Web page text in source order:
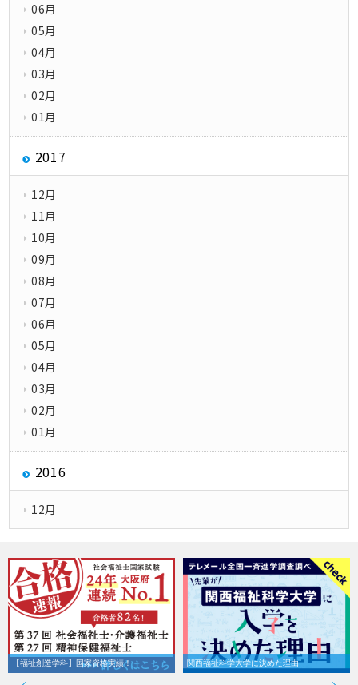
06月
05月
04月
03月
02月
01月
2017
12月
11月
10月
09月
08月
07月
06月
05月
04月
03月
02月
01月
2016
12月
【福祉創造学科】国家資格実績！ 関西福祉科学大学に決めた理由